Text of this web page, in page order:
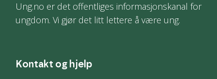
Ung.no er det offentliges informasjonskanal for
ungdom. Vi gjør det litt lettere å være ung.
Kontakt og hjelp